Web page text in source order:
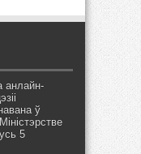
анлайн-
ў
5